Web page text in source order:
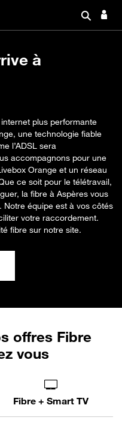
à
plus performante
une technologie fiable
l’ADSL sera
accompagnons pour une
Orange et un réseau
ce soit pour le télétravail,
la fibre à Aspères vous
équipe est à vos côtés
votre raccordement.
fibre sur notre site.
offres Fibre
vous
Fibre + Smart TV